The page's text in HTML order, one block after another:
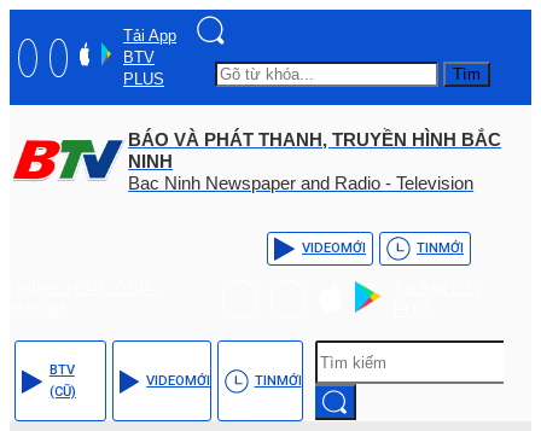
Tải App
BTV
PLUS
Tìm
BÁO VÀ PHÁT THANH, TRUYỀN HÌNH BẮC
NINH
Bac Ninh Newspaper and Radio - Television
VIDEOMỚI TINMỚI
BTV
(CŨ)
VIDEOMỚI TINMỚI